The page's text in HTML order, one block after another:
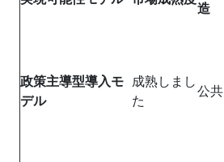
造
政策主導型導入モ
デル
成熟しまし
た
公共